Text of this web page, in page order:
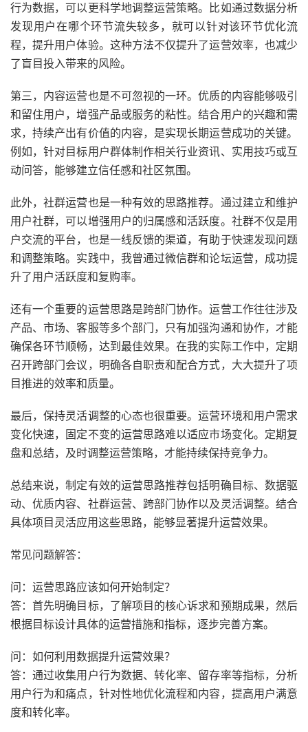
行为数据，可以更科学地调整运营策略。比如通过数据分析
发现用户在哪个环节流失较多，就可以针对该环节优化流
程，提升用户体验。这种方法不仅提升了运营效率，也减少
了盲目投入带来的风险。
第三，内容运营也是不可忽视的一环。优质的内容能够吸引
和留住用户，增强产品或服务的粘性。结合用户的兴趣和需
求，持续产出有价值的内容，是实现长期运营成功的关键。
例如，针对目标用户群体制作相关行业资讯、实用技巧或互
动问答，能够建立信任感和社区氛围。
此外，社群运营也是一种有效的思路推荐。通过建立和维护
用户社群，可以增强用户的归属感和活跃度。社群不仅是用
户交流的平台，也是一线反馈的渠道，有助于快速发现问题
和调整策略。实践中，我曾通过微信群和论坛运营，成功提
升了用户活跃度和复购率。
还有一个重要的运营思路是跨部门协作。运营工作往往涉及
产品、市场、客服等多个部门，只有加强沟通和协作，才能
确保各环节顺畅，达到最佳效果。在我的实际工作中，定期
召开跨部门会议，明确各自职责和配合方式，大大提升了项
目推进的效率和质量。
最后，保持灵活调整的心态也很重要。运营环境和用户需求
变化快速，固定不变的运营思路难以适应市场变化。定期复
盘和总结，及时调整运营策略，才能持续保持竞争力。
总结来说，制定有效的运营思路推荐包括明确目标、数据驱
动、优质内容、社群运营、跨部门协作以及灵活调整。结合
具体项目灵活应用这些思路，能够显著提升运营效果。
常见问题解答：
问：运营思路应该如何开始制定？
答：首先明确目标，了解项目的核心诉求和预期成果，然后
根据目标设计具体的运营措施和指标，逐步完善方案。
问：如何利用数据提升运营效果？
答：通过收集用户行为数据、转化率、留存率等指标，分析
用户行为和痛点，针对性地优化流程和内容，提高用户满意
度和转化率。